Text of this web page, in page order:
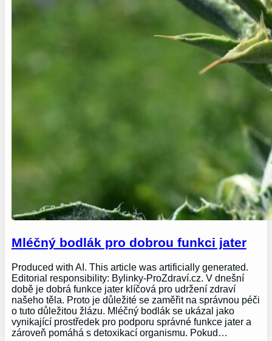
Mléčný bodlák pro dobrou funkci jater
Produced with AI. This article was artificially generated.
Editorial responsibility: Bylinky-ProZdraví.cz. V dnešní
době je dobrá funkce jater klíčová pro udržení zdraví
našeho těla. Proto je důležité se zaměřit na správnou péči
o tuto důležitou žlázu. Mléčný bodlák se ukázal jako
vynikající prostředek pro podporu správné funkce jater a
zároveň pomáhá s detoxikací organismu. Pokud…